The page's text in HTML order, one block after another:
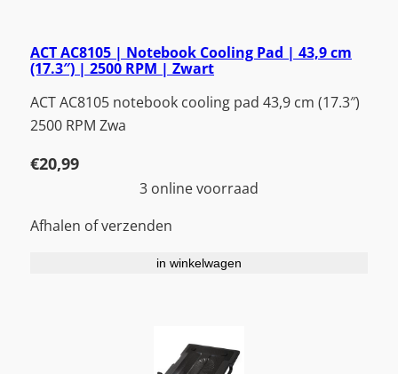
ACT AC8105 | Notebook Cooling Pad | 43,9 cm
(17.3″) | 2500 RPM | Zwart
ACT AC8105 notebook cooling pad 43,9 cm (17.3″)
2500 RPM Zwa
€20,99
3 online voorraad
Afhalen of verzenden
in winkelwagen